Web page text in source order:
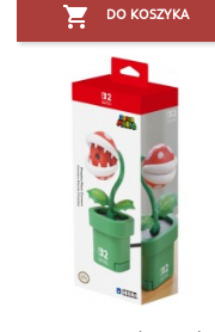
 DO KOSZYKA